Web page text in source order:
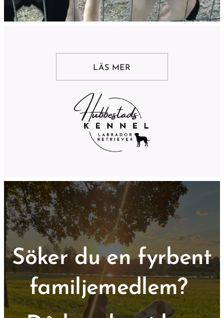
LÄS MER
Söker du en fyrbent
familjemedlem?